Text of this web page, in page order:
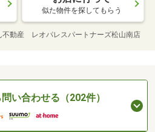
似た物件を探してもらう
不動産 レオパレスパートナーズ松山南店
い合わせる（202件）